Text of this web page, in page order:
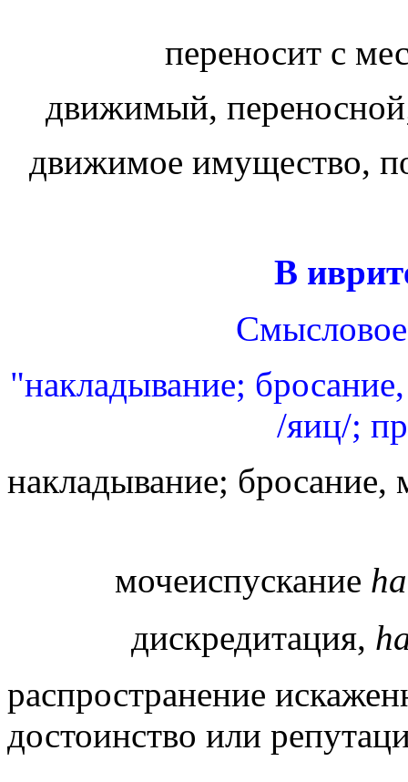
переносит с
движимый,
движимое имущество,
В
"накладывание;
/яиц/;
накладывание; бросание,
мочеиспускание h
дискредитация,
распространение
достоинство или